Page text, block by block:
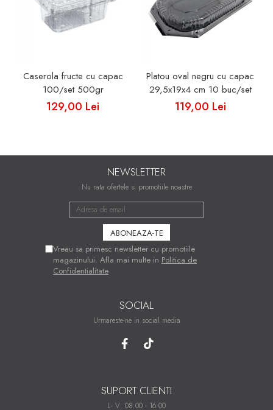
Caserola fructe cu capac
100/set 500gr
129,00 Lei
Platou oval negru cu capac
29,5x19x4 cm 10 buc/set
119,00 Lei
NEWSLETTER
Nu rata ofertele si promotiile noastre
Vreau sa primesc newsletter cu promotiile
magazinului. Afla mai multe in Politica de
Confidentialitate
SOCIAL
Urmareste-ne in social media
SUPORT CLIENTI
L- V: 08:00 - 16:00